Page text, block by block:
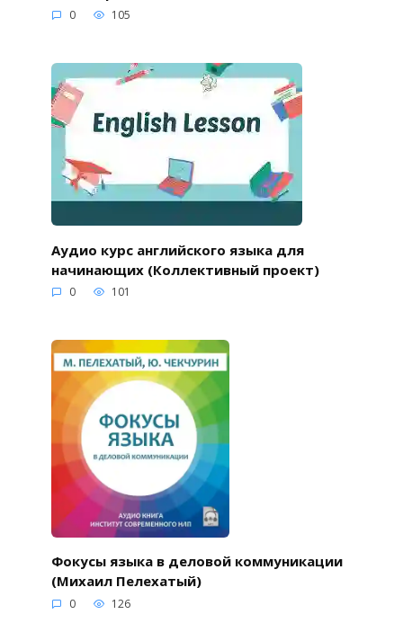
0 105
Аудио курс английского языка для
начинающих (Коллективный проект)
0 101
Фокусы языка в деловой коммуникации
(Михаил Пелехатый)
0 126